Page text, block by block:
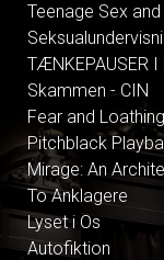
Teenage Sex
TÆNKEPAUSER I
Skammen - CIN
Fear and
Pitchblack
Mirage: An
To Anklagere
Lyset i Os
Autofiktion